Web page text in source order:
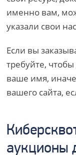
именно вам,
указали свои
Если вы
требуйте,
ваше имя,
вашего сайта,
аукционы